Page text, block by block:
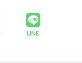
LINE